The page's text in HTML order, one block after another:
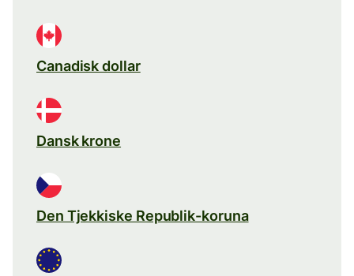
Canadisk dollar
Dansk krone
Den Tjekkiske Republik-koruna